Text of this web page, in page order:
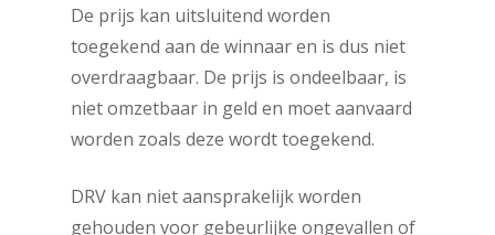
De prijs kan uitsluitend worden
toegekend aan de winnaar en is dus niet
overdraagbaar. De prijs is ondeelbaar, is
niet omzetbaar in geld en moet aanvaard
worden zoals deze wordt toegekend.
DRV kan niet aansprakelijk worden
gehouden voor gebeurlijke ongevallen of